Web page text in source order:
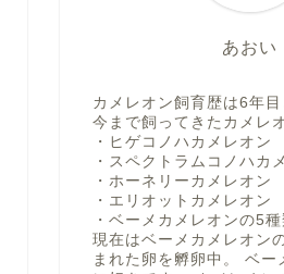
あおい
カメレオン飼育歴は6年目
今まで飼ってきたカメレ
・ヒゲコノハカメレオン
・スペクトラムコノハカ
・ホーネリーカメレオン
・エリオットカメレオン
・ベーメカメレオンの5種
現在はベーメカメレオン
まれた卵を孵卵中。 ベー